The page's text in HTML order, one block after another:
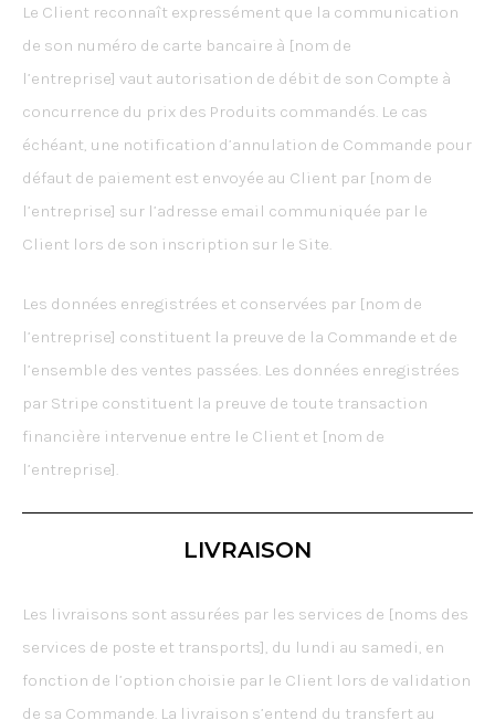
Le Client reconnaît expressément que la communication
de son numéro de carte bancaire à [nom de
l’entreprise] vaut autorisation de débit de son Compte à
concurrence du prix des Produits commandés. Le cas
échéant, une notification d’annulation de Commande pour
défaut de paiement est envoyée au Client par [nom de
l’entreprise] sur l’adresse email communiquée par le
Client lors de son inscription sur le Site.
Les données enregistrées et conservées par [nom de
l’entreprise] constituent la preuve de la Commande et de
l’ensemble des ventes passées. Les données enregistrées
par Stripe constituent la preuve de toute transaction
financière intervenue entre le Client et [nom de
l’entreprise].
LIVRAISON
Les livraisons sont assurées par les services de [noms des
services de poste et transports], du lundi au samedi, en
fonction de l’option choisie par le Client lors de validation
de sa Commande. La livraison s’entend du transfert au